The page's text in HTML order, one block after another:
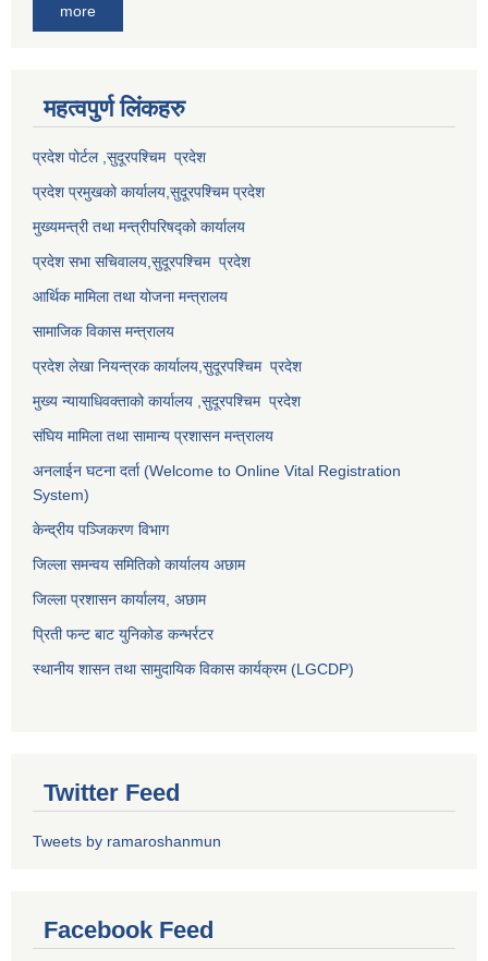
more
महत्वपुर्ण लि‌ंकहरु
प्रदेश पोर्टल ,सुदूरपश्चिम प्रदेश
प्रदेश प्रमुखको कार्यालय, सुदूरपश्चिमप्रदेश
मुख्यमन्त्री तथा मन्त्रीपरिषद्को कार्यालय
प्रदेश सभा सचिवालय, सुदूरपश्चिम प्रदेश
आर्थिक मामिला तथा योजना मन्त्रालय
सामाजिक विकास मन्त्रालय
प्रदेश लेखा नियन्त्रक कार्यालय, सुदूरपश्चिम प्रदेश
मुख्य न्यायाधिवक्ताको कार्यालय , सुदूरपश्चिम प्रदेश
संघिय मामिला तथा सामान्य प्रशासन मन्त्रालय
अनलाईन घटना दर्ता (Welcome to Online Vital Registration
System)
केन्द्रीय पञ्जिकरण विभाग
जिल्ला समन्वय समितिको कार्यालय अछाम
जिल्ला प्रशासन कार्यालय, अछाम
प्रिती फन्ट बाट युनिकोड कन्भर्रटर
स्थानीय शासन तथा सामुदायिक विकास कार्यक्रम (LGCDP)
Twitter Feed
Tweets by ramaroshanmun
Facebook Feed